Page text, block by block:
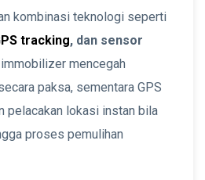
kombinasi teknologi seperti
tracking, dan sensor
immobilizer mencegah
paksa, sementara GPS
pelacakan lokasi instan bila
proses pemulihan